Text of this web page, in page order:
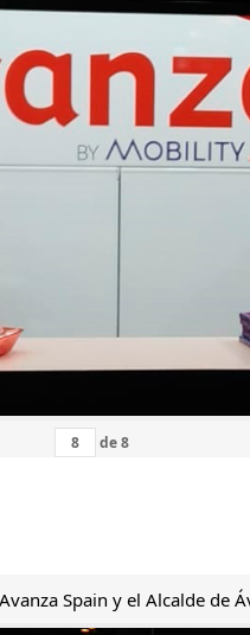
de8
Spain y el Alcalde de